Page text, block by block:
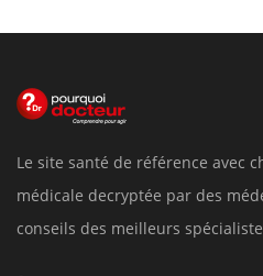
Le site santé de référence avec
médicale decryptée par des
conseils des meilleurs